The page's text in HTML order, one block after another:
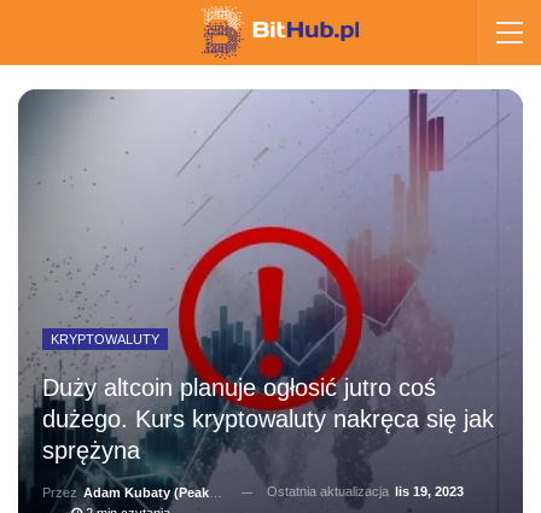
KRYPTOWALUTY
Duży altcoin planuje ogłosić jutro coś
dużego. Kurs kryptowaluty nakręca się jak
sprężyna
Przez Adam Kubaty (peakhunter) Ostatnia aktualizacja lis 19, 2023